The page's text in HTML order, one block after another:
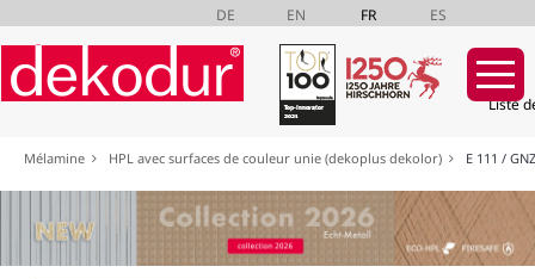
DE EN FR ES
Liste
contenu
Mélamine HPL avec surfaces de couleur unie (dekoplus dekolor) E 111 / GNZ